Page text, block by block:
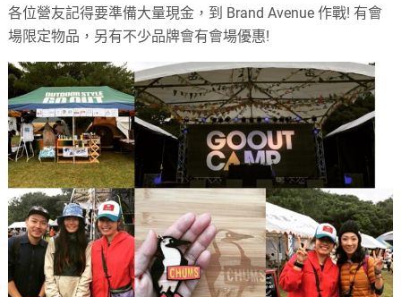
各位營友記得要準備大量現金，到 Brand Avenue 作戰! 有會
場限定物品，另有不少品牌會有會場優惠!